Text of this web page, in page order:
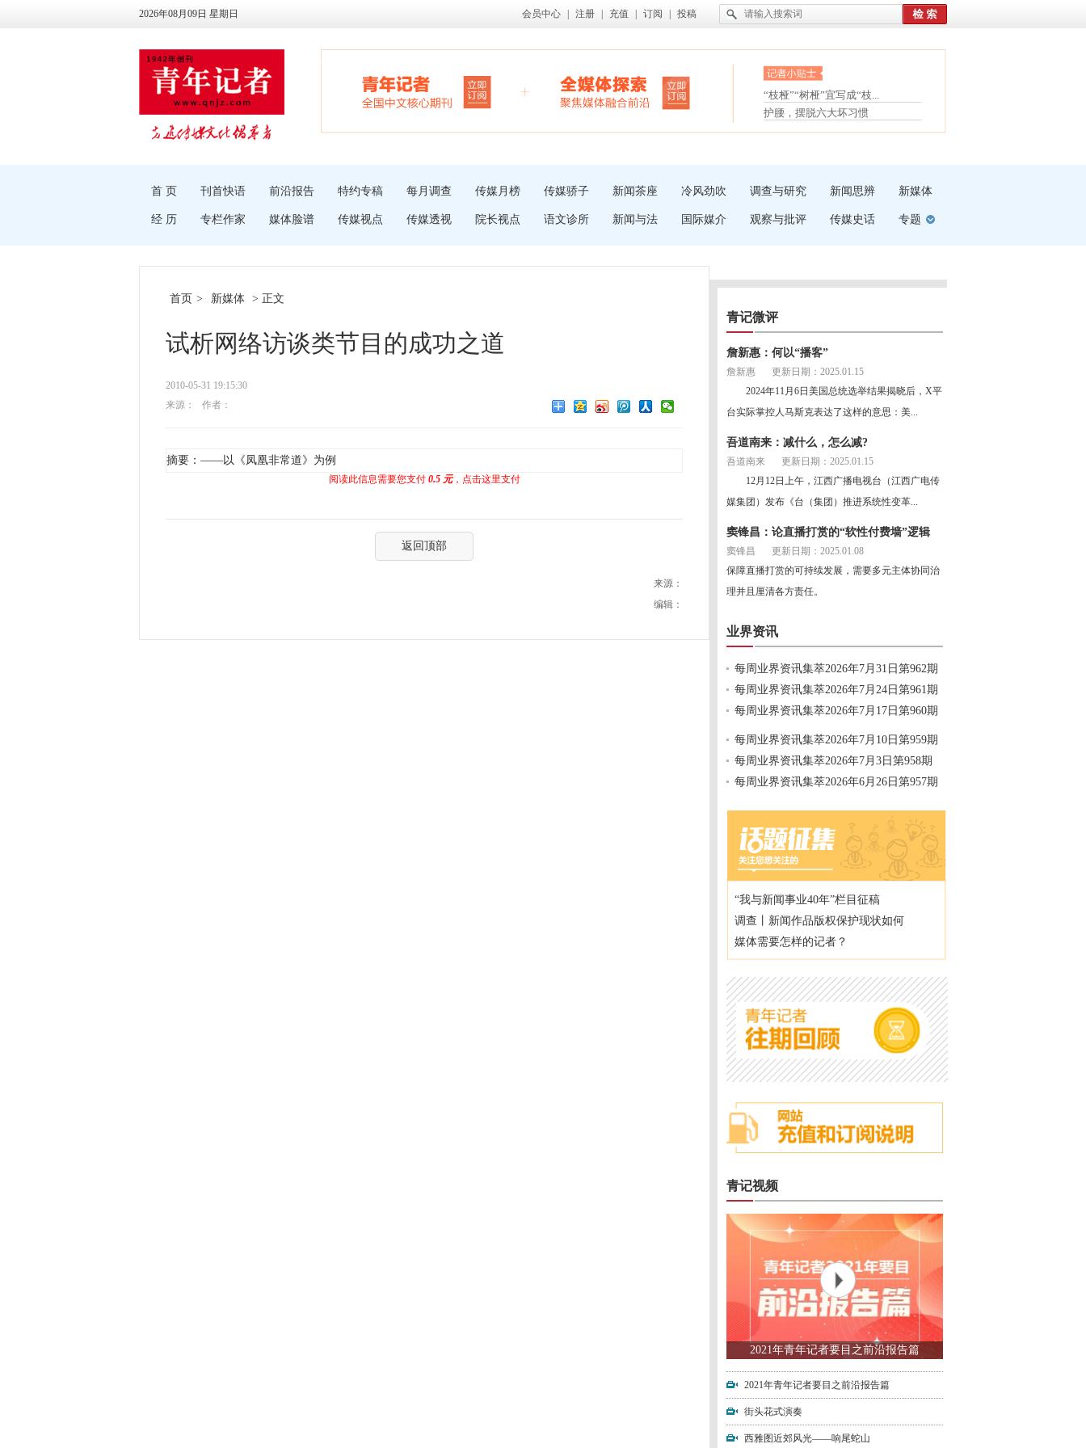
2026年08月09日 星期日 会员中心 注册 充值 订阅 投稿
眼白变红或是结膜下出血
“枝桠”“树桠”宜写成“枝...
夏天缓解疲劳有三招
护腰，摆脱六大坏习惯
受伤了冰敷还是热敷
首 页 刊首快语 前沿报告 特约专稿 每月调查 传媒月榜 传媒骄子 新闻茶座 冷风劲吹 调查与研究 新闻思辨 新媒体
经 历 专栏作家 媒体脸谱 传媒视点 传媒透视 院长视点 语文诊所 新闻与法 国际媒介 观察与批评 传媒史话 专题
首页 > 新媒体 > 正文
试析网络访谈类节目的成功之道
2010-05-31 19:15:30
来源：
作者：
摘要：——以《凤凰非常道》为例
阅读此信息需要您支付 0.5 元，点击这里支付
返回顶部
来源：
编辑：
青记微评
詹新惠：何以“播客”
詹新惠
更新日期：2025.01.15
2024年11月6日美国总统选举结果揭晓后，X平
台实际掌控人马斯克表达了这样的意思：美...
吾道南来：减什么，怎么减?
吾道南来
更新日期：2025.01.15
12月12日上午，江西广播电视台（江西广电传
媒集团）发布《台（集团）推进系统性变革...
窦锋昌：论直播打赏的“软性付费墙”逻辑
窦锋昌
更新日期：2025.01.08
保障直播打赏的可持续发展，需要多元主体协同治
理并且厘清各方责任。
业界资讯
每周业界资讯集萃2026年7月31日第962期
每周业界资讯集萃2026年7月24日第961期
每周业界资讯集萃2026年7月17日第960期
每周业界资讯集萃2026年7月10日第959期
每周业界资讯集萃2026年7月3日第958期
每周业界资讯集萃2026年6月26日第957期
“我与新闻事业40年”栏目征稿
调查丨新闻作品版权保护现状如何
媒体需要怎样的记者？
青记视频
2021年青年记者要目之前沿报告篇
2021年青年记者要目之前沿报告篇
街头花式演奏
西雅图近郊风光——响尾蛇山